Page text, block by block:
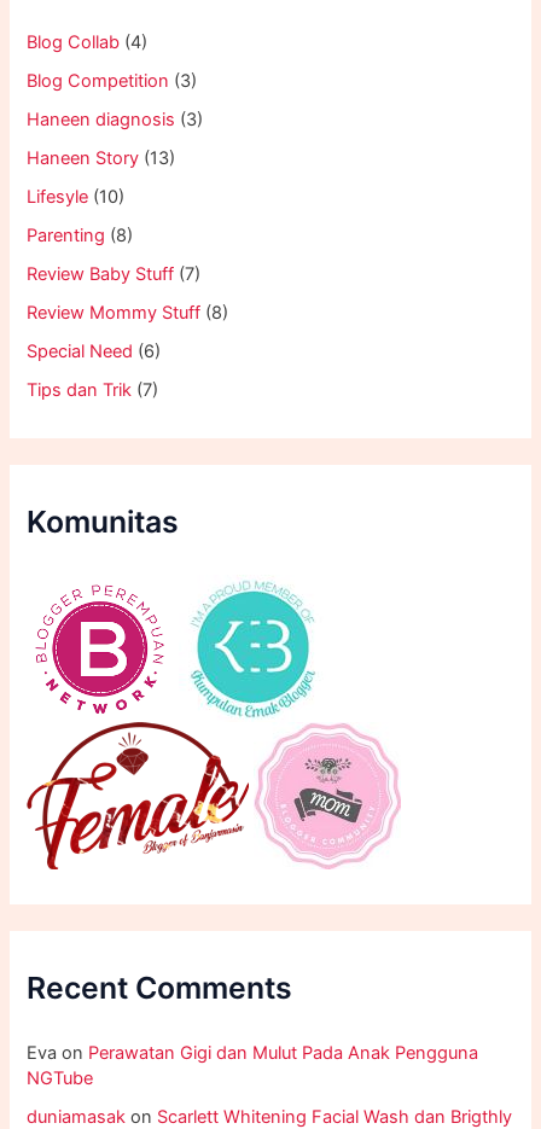
Blog Collab (4)
Blog Competition (3)
Haneen diagnosis (3)
Haneen Story (13)
Lifesyle (10)
Parenting (8)
Review Baby Stuff (7)
Review Mommy Stuff (8)
Special Need (6)
Tips dan Trik (7)
Komunitas
Recent Comments
Eva on Perawatan Gigi dan Mulut Pada Anak Pengguna
NGTube
duniamasak on Scarlett Whitening Facial Wash dan Brigthly